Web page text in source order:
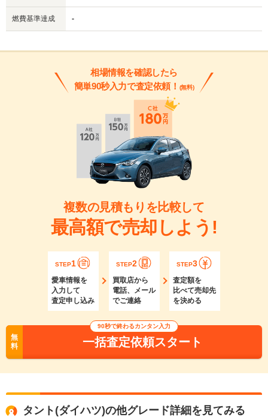
燃費基準達成 -
相場情報を確認したら
簡単90秒入力で査定依頼！ (無料)
複数の見積もりを比較して
最高額で売却しよう!
STEP1
愛車情報を
入力して
査定申し込み
STEP2
買取店から
電話、メール
でご連絡
STEP3
査定額を
比べて売却先
を決める
無
料
90秒で終わるカンタン入力
一括査定依頼スタート
タント(ダイハツ)の他グレード詳細を見てみる